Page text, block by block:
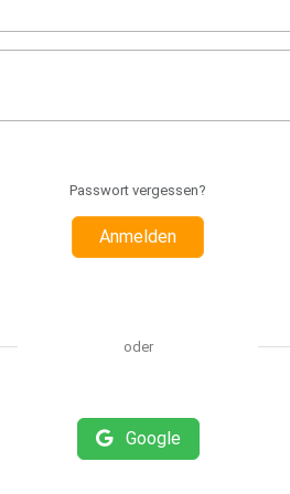
Passwort vergessen?
Anmelden
oder
Google